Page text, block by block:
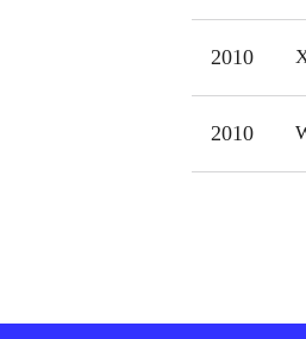
2010
2010